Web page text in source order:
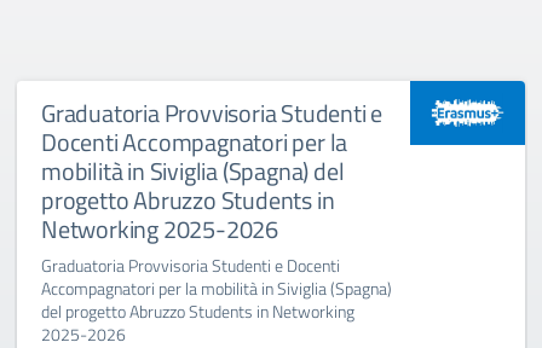
Graduatoria Provvisoria Studenti e
Docenti Accompagnatori per la
mobilità in Siviglia (Spagna) del
progetto Abruzzo Students in
Networking 2025-2026
Graduatoria Provvisoria Studenti e Docenti
Accompagnatori per la mobilità in Siviglia (Spagna)
del progetto Abruzzo Students in Networking
2025-2026